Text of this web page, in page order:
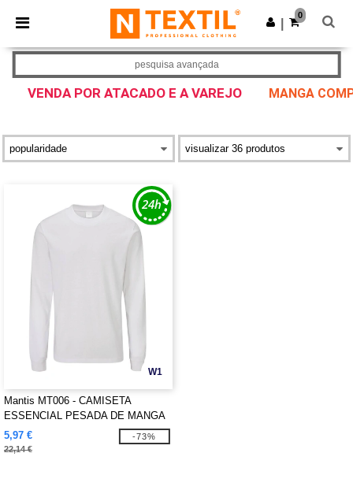
× App Ntextil
Melhores preços na app!
Obter app
0
VENDA POR ATACADO E A VAREJO MANGA
pesquisa avançada
W1
Mantis MT006 - CAMISETA
ESSENCIAL PESADA DE MANGA
LONGA
5,97 €
22,14 €
-73%